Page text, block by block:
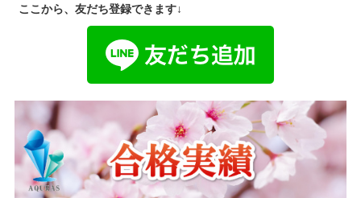
ここから、友だち登録できます↓